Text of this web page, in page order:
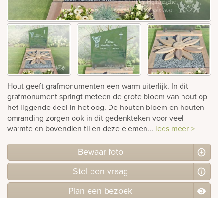
Hout geeft grafmonumenten een warm uiterlijk. In dit
grafmonument springt meteen de grote bloem van hout op
het liggende deel in het oog. De houten bloem en houten
omranding zorgen ook in dit gedenkteken voor veel
warmte en bovendien tillen deze elemen... lees meer >
Bewaar foto
Stel een vraag
Plan een bezoek